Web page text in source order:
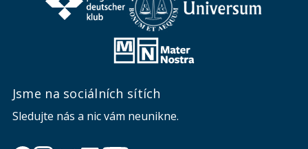
Jsme na sociálních sítích
Sledujte nás a nic vám neunikne.